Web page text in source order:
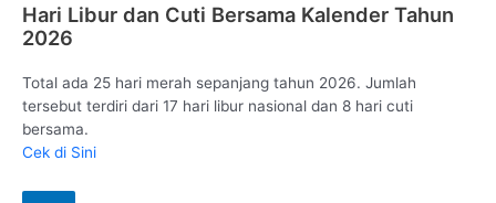
Hari Libur dan Cuti Bersama Kalender Tahun
2026
Total ada 25 hari merah sepanjang tahun 2026. Jumlah
tersebut terdiri dari 17 hari libur nasional dan 8 hari cuti
bersama.
Cek di Sini